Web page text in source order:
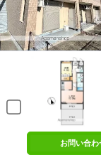
お問い合わ